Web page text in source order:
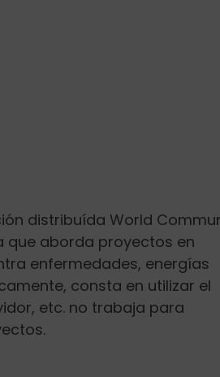
distribuída World
que aborda proyectos en
enfermedades, energías
consta en utilizar el
etc. no trabaja para